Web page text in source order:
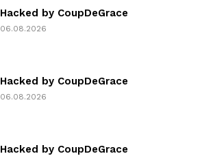
Hacked by CoupDeGrace
06.08.2026
Hacked by CoupDeGrace
06.08.2026
Hacked by CoupDeGrace